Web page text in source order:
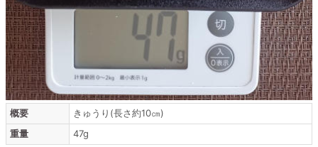
概要
きゅうり(長さ約10㎝)
重量
47g